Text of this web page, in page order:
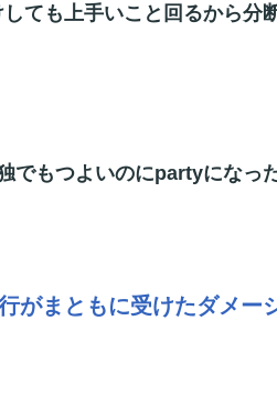
ても上手いこと回るから分
でもつよいのにpartyになっ
がまともに受けたダメー